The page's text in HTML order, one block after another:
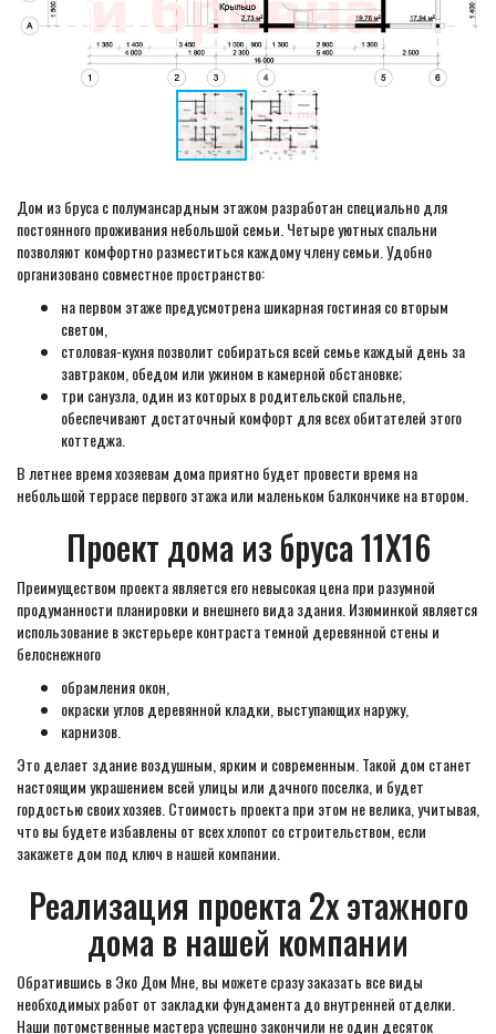
Дом из бруса с полумансардным этажом разработан специально для
постоянного проживания небольшой семьи. Четыре уютных спальни
позволяют комфортно разместиться каждому члену семьи. Удобно
организовано совместное пространство:
на первом этаже предусмотрена шикарная гостиная со вторым
светом,
столовая-кухня позволит собираться всей семье каждый день за
завтраком, обедом или ужином в камерной обстановке;
три санузла, один из которых в родительской спальне,
обеспечивают достаточный комфорт для всех обитателей этого
коттеджа.
В летнее время хозяевам дома приятно будет провести время на
небольшой террасе первого этажа или маленьком балкончике на втором.
Проект дома из бруса 11Х16
Преимуществом проекта является его невысокая цена при разумной
продуманности планировки и внешнего вида здания. Изюминкой является
использование в экстерьере контраста темной деревянной стены и
белоснежного
обрамления окон,
окраски углов деревянной кладки, выступающих наружу,
карнизов.
Это делает здание воздушным, ярким и современным. Такой дом станет
настоящим украшением всей улицы или дачного поселка, и будет
гордостью своих хозяев. Стоимость проекта при этом не велика, учитывая,
что вы будете избавлены от всех хлопот со строительством, если
закажете дом под ключ в нашей компании.
Реализация проекта 2х этажного
дома в нашей компании
Обратившись в Эко Дом Мне, вы можете сразу заказать все виды
необходимых работ от закладки фундамента до внутренней отделки.
Наши потомственные мастера успешно закончили не один десяток